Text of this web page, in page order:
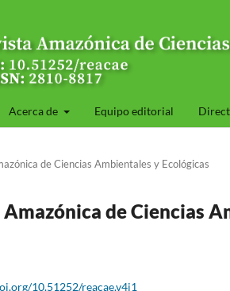
Acerca de Equipo editorial
de Ciencias Ambientales y Ecológicas
de Ciencias
10.51252/reacae.v4i1